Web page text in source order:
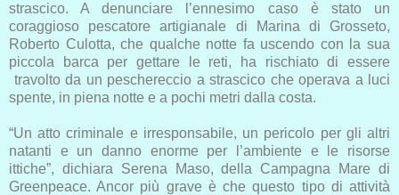
strascico. A denunciare l’ennesimo caso è stato un
coraggioso pescatore artigianale di Marina di Grosseto,
Roberto Culotta, che qualche notte fa uscendo con la sua
piccola barca per gettare le reti, ha rischiato di essere
travolto da un peschereccio a strascico che operava a luci
spente, in piena notte e a pochi metri dalla costa.
“Un atto criminale e irresponsabile, un pericolo per gli altri
natanti e un danno enorme per l’ambiente e le risorse
ittiche”, dichiara Serena Maso, della Campagna Mare di
Greenpeace. Ancor più grave è che questo tipo di attività